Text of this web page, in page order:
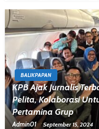
BALIKPAPAN
KPB Ajak Jurnalis
Pelita, Kolaborasi
Pertamina Grup
Admin01 September 15, 2024